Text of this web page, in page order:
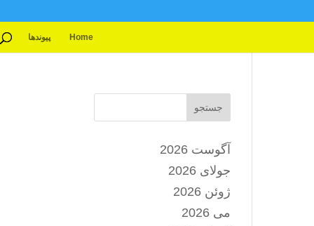
Home پیوندها
جستجو
آگوست 2026
جولای 2026
ژوئن 2026
می 2026